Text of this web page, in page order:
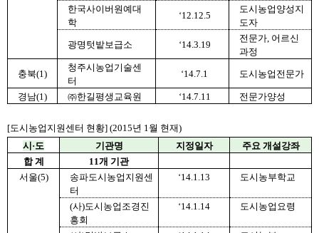
한국사이버원예대
학
‘12.12.5
도시농업양성지
도자
광명텃밭보급소 ‘14.3.19
전문가, 어르신
과정
충북(1)
청주시농업기술센
터
‘14.7.1 도시농업전문가
경남(1) ㈜한길평생교육원 ‘14.7.11 전문가양성
[도시농업지원센터 현황] (2015년 1월 현재)
시·도
기관명 지정일자
주요 개설강좌
합 계
11개 기관
서울(5)
송파도시농업지원센
터
‘14.1.13 도시농부학교
(사)도시농업조경진
흥회
‘14.1.14 도시농업요령